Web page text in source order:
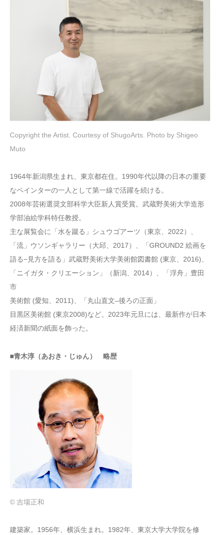
Copyright the Artist. Courtesy of ShugoArts. Photo by Shigeo
Muto
1964年新潟県生まれ、東京都在住。1990年代以降の日本の重要
なペインターの一人として第一線で活躍を続ける。
2008年芸術選奨文部科学大臣新人賞受賞。武蔵野美術大学造形
学部油絵学科特任教授。
主な展覧会に「水を蹴る」シュウゴアーツ（東京、2022）、
「流」ウソンギャラリー（大邱、2017）、「GROUND2 絵画を
語る−⾒⽅を語る」武蔵野美術⼤学美術館図書館 (東京、2016)、
「ニイガタ・クリエーション」（新潟、2014）、「浮舟」豊田
市
美術館 (愛知、2011)、「丸山直文–後ろの正面」
目黒区美術館 (東京2008)など。2023年元旦には、最新作が日本
経済新聞の紙面を飾った。
■青木淳（あおき・じゅん） 略歴
© 吉場正和
建築家。1956年、横浜生まれ。1982年、東京大学大学院を修